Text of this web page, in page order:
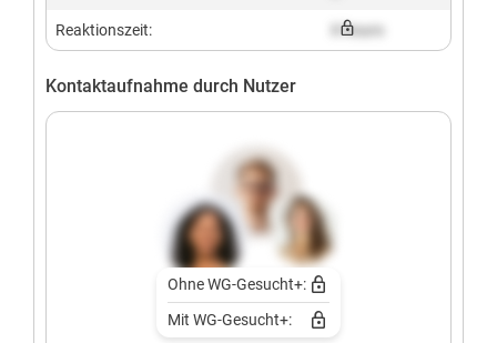
Reaktionszeit: X hours
Kontaktaufnahme durch Nutzer
Ohne WG-Gesucht+:
Mit WG-Gesucht+: